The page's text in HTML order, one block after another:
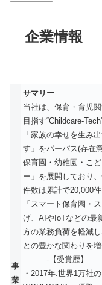
企業情報
事
業
サマリー
当社は、保育・育児
目指す“Childcare-
「家族の幸せを生み
す」をパーパス(存在
保育園・幼稚園・こ
ー」を展開しており
件数は累計で20,000
「スマート保育園・
げ、AIやIoTなどの最
方の業務負荷を軽減
との豊かな関わりを
———-【受賞歴】
・2017年:世界1万社